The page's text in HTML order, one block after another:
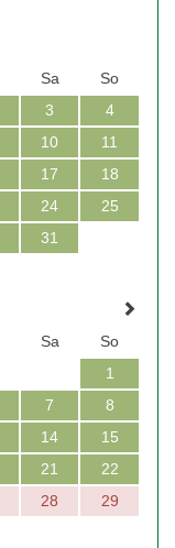
Sa
So
3
4
10
11
17
18
24
25
31
Sa
So
1
7
8
14
15
21
22
28
29